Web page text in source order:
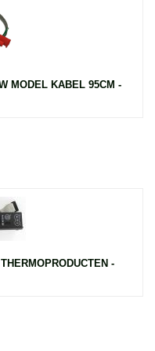
MODEL KABEL 95CM -
-